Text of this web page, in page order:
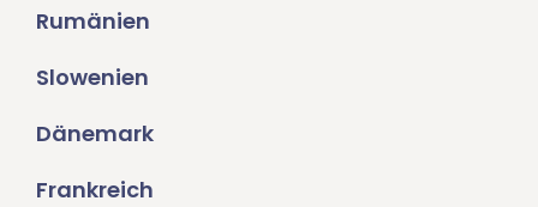
Rumänien
Slowenien
Dänemark
Frankreich